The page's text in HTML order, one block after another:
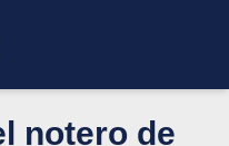
notero de